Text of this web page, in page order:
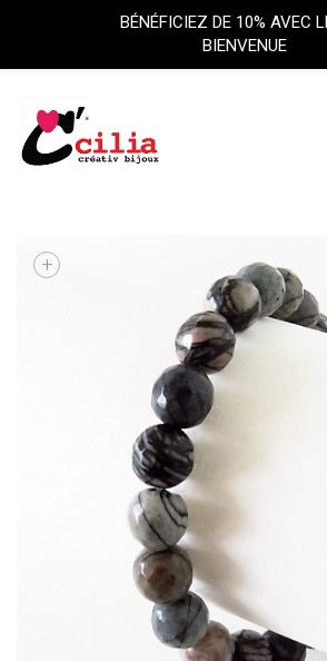
+
BÉNÉFICIEZ DE 10% AVEC
BIENVENUE